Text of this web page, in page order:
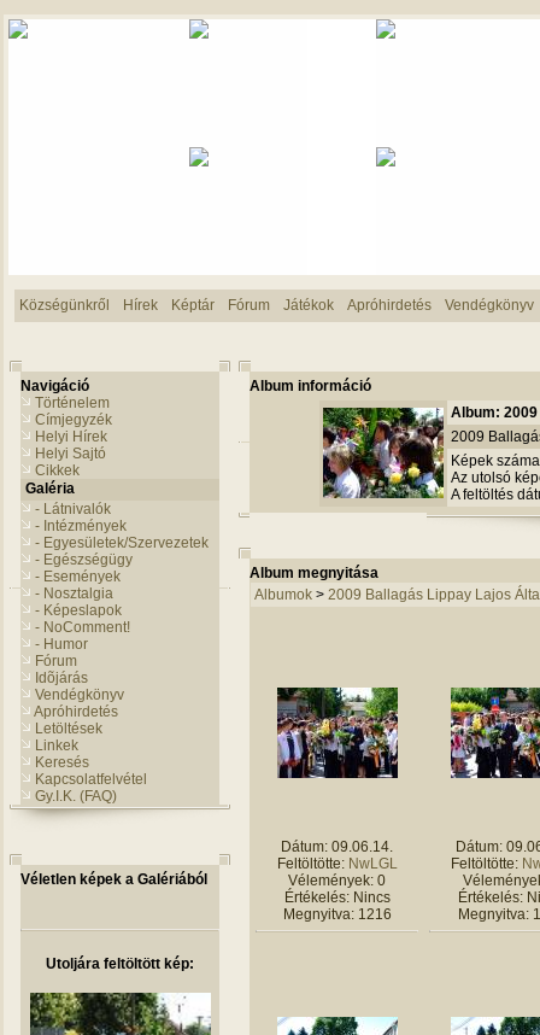
Községünkről Hírek Képtár Fórum Játékok Apróhirdetés Vendégkönyv
Navigáció
Történelem
Címjegyzék
Helyi Hírek
Helyi Sajtó
Cikkek
Galéria
- Látnivalók
- Intézmények
- Egyesületek/Szervezetek
- Egészségügy
- Események
- Nosztalgia
- Képeslapok
- NoComment!
- Humor
Fórum
Idõjárás
Vendégkönyv
Apróhirdetés
Letöltések
Linkek
Keresés
Kapcsolatfelvétel
Gy.I.K. (FAQ)
Véletlen képek a Galériából
Utoljára feltöltött kép:
Album információ
Album:
2009
Képek
Az utolsó
A feltöltés
Album megnyitása
Albumok > 2009 Ballagás Lippay Lajos
Dátum: 09.06.14.
Feltöltötte: NwLGL
Vélemények: 0
Értékelés: Nincs
Megnyitva: 1216
Dátum:
Feltöltötte:
Értékelés:
Megnyitva: